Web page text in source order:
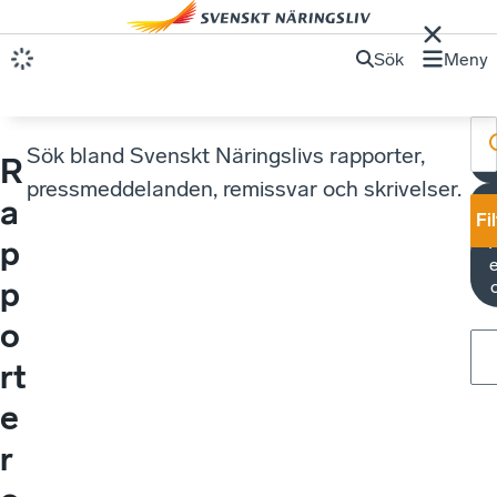
Sök Meny
R
a
p
p
o
rt
e
r
Sök bland Svenskt Näringslivs rapporter,
pressmeddelanden, remissvar och skrivelser.